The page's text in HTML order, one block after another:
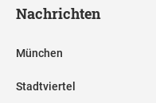
Nachrichten
München
Stadtviertel